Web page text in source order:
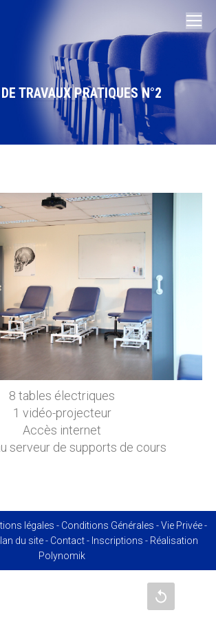
TRAVAUX PRATIQUES N°2
Vous êtes ici :
8 tables électriques
1 vidéo-projecteur
Accès internet
serveur de supports de cours
légales - Conditions Générales -Vie Privée-
du site- Contact- Inscriptions - Réalisation
Polynomik
Recharger